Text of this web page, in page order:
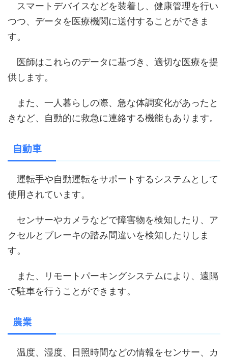
スマートデバイスなどを装着し、健康管理を行い
つつ、データを医療機関に送付することができま
す。
医師はこれらのデータに基づき、適切な医療を提
供します。
また、一人暮らしの際、急な体調変化があったと
きなど、自動的に救急に連絡する機能もあります。
自動車
運転手や自動運転をサポートするシステムとして
使用されています。
センサーやカメラなどで障害物を検知したり、ア
クセルとブレーキの踏み間違いを検知したりしま
す。
また、リモートパーキングシステムにより、遠隔
で駐車を行うことができます。
農業
温度、湿度、日照時間などの情報をセンサー、カ